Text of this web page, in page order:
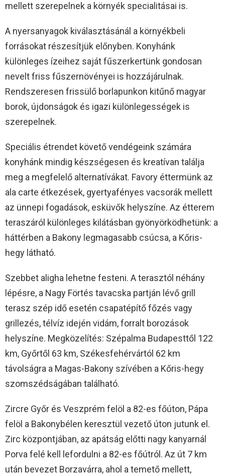
mellett szerepelnek a környék specialitásai is.
A nyersanyagok kiválasztásánál a környékbeli
forrásokat részesítjük előnyben. Konyhánk
különleges ízeihez saját fűszerkertünk gondosan
nevelt friss fűszernövényei is hozzájárulnak.
Rendszeresen frissülő borlapunkon kitűnő magyar
borok, újdonságok és igazi különlegességek is
szerepelnek.
Speciális étrendet követő vendégeink számára
konyhánk mindig készségesen és kreatívan találja
meg a megfelelő alternatívákat. Favory éttermünk az
ala carte étkezések, gyertyafényes vacsorák mellett
az ünnepi fogadások, esküvők helyszíne. Az étterem
teraszáról különleges kilátásban gyönyörködhetünk: a
háttérben a Bakony legmagasabb csúcsa, a Kőris-
hegy látható.
Szebbet aligha lehetne festeni. A terasztól néhány
lépésre, a Nagy Förtés tavacska partján lévő grill
terasz szép idő esetén csapatépítő főzés vagy
grillezés, télvíz idején vidám, forralt borozások
helyszíne. Megközelítés: Szépalma Budapesttől 122
km, Győrtől 63 km, Székesfehérvártól 62 km
távolságra a Magas-Bakony szívében a Kőris-hegy
szomszédságában található.
Zircre Győr és Veszprém felöl a 82-es főúton, Pápa
felöl a Bakonybélen keresztül vezető úton jutunk el.
Zirc központjában, az apátság előtti nagy kanyarnál
Porva felé kell lefordulni a 82-es főútról. Az út 7 km
után bevezet Borzavárra, ahol a temető mellett,